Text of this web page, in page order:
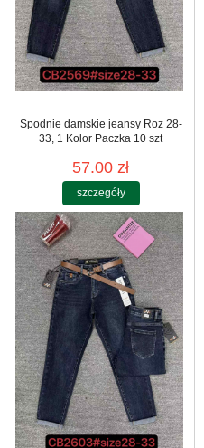
Spodnie damskie jeansy Roz 28-
33, 1 Kolor Paczka 10 szt
57.00 zł
szczegóły